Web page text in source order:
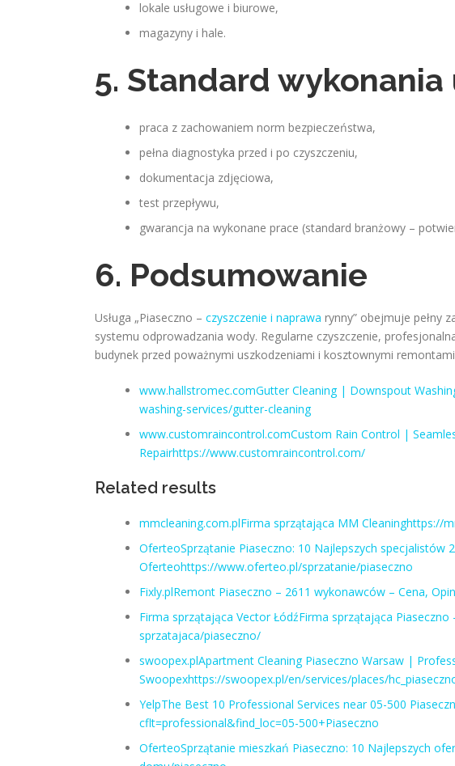
lokale usługowe i biurowe,
magazyny i hale.
5. Standard wykonania
praca z zachowaniem norm bezpieczeństwa,
pełna diagnostyka przed i po czyszczeniu,
dokumentacja zdjęciowa,
test przepływu,
gwarancja na wykonane prace (standard branżowy –
6. Podsumowanie
Usługa „Piaseczno – czyszczenie i naprawa rynny” obejmuje pełny
systemu odprowadzania wody. Regularne czyszczenie,
budynek przed poważnymi uszkodzeniami i kosztownymi
www.hallstromec.comGutter Cleaning | Downspout
washing-services/gutter-cleaning
www.customraincontrol.comCustom Rain Control |
Repairhttps://www.customraincontrol.com/
Related results
mmcleaning.com.plFirma sprzątająca MM Cleaninghttps://
OferteoSprzątanie Piaseczno: 10 Najlepszych specjalistów
Oferteohttps://www.oferteo.pl/sprzatanie/piaseczno
Fixly.plRemont Piaseczno – 2611 wykonawców – Cena,
Firma sprzątająca Vector ŁódźFirma sprzątająca
sprzatajaca/piaseczno/
swoopex.plApartment Cleaning Piaseczno Warsaw |
Swoopexhttps://swoopex.pl/en/services/places/
YelpThe Best 10 Professional Services near 05-500
cflt=professional&find_loc=05-500+Piaseczno
OferteoSprzątanie mieszkań Piaseczno: 10 Najlepszych